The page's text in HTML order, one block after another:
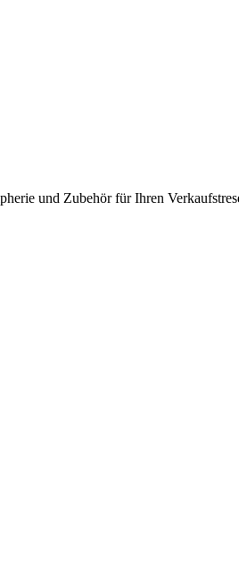
und Zubehör für Ihren